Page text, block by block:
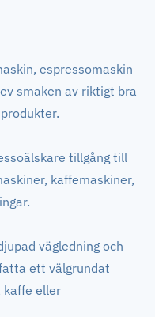
espressomaskin
smaken av riktigt bra
tillgång till
kaffemaskiner,
vägledning och
ett välgrundat
kaffe eller